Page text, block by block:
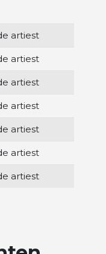
artiest
artiest
artiest
artiest
artiest
artiest
artiest